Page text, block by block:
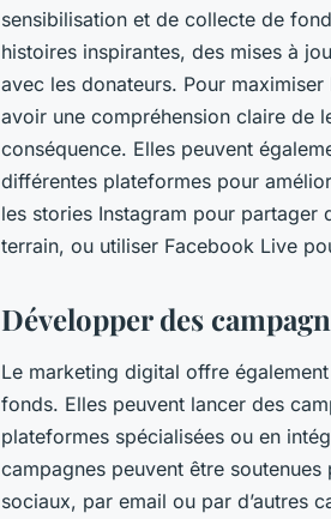
sensibilisation et de collecte de
histoires inspirantes, des mises à
avec les donateurs. Pour
avoir une compréhension claire de
conséquence. Elles peuvent
différentes plateformes pour
les stories Instagram pour partager
terrain, ou utiliser Facebook Live
Développer des
Le marketing digital offre
fonds. Elles peuvent lancer des
plateformes spécialisées ou en
campagnes peuvent être
sociaux, par email ou par d’autres